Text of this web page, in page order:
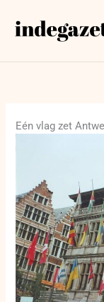
naar
Eén vlag zet